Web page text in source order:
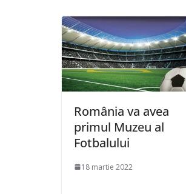
România va avea
primul Muzeu al
Fotbalului
18 martie 2022